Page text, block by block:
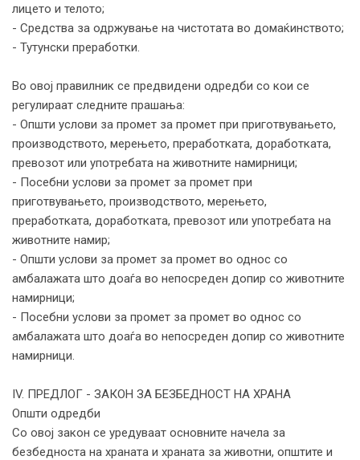
лицето и телото;
- Средства за одржување на чистотата во домаќинството;
- Тутунски преработки.
Во овој правилник се предвидени одредби со кои се
регулираат следните прашања:
- Општи услови за промет за промет при приготвувањето,
производството, мерењето, преработката, доработката,
превозот или употребата на животните намирници;
- Посебни услови за промет за промет при
приготвувањето, производството, мерењето,
преработката, доработката, превозот или употребата на
животните намир;
- Општи услови за промет за промет во однос со
амбалажата што доаѓа во непосреден допир со животните
намирници;
- Посебни услови за промет за промет во однос со
амбалажата што доаѓа во непосреден допир со животните
намирници.
IV. ПРЕДЛОГ - ЗАКОН ЗА БЕЗБЕДНОСТ НА ХРАНА
Општи oдредби
Со овој закон се уредуваат основните начела за
безбедноста на храната и храната за животни, општите и